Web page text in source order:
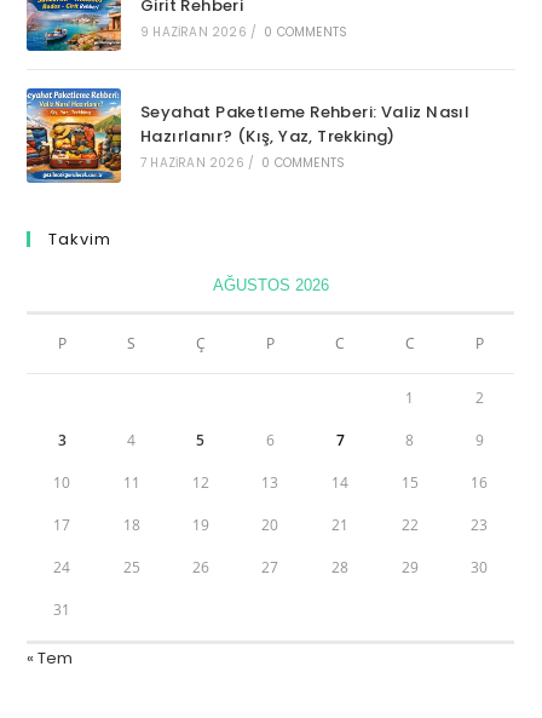
Girit Rehberi
9 HAZIRAN 2026 / 0 COMMENTS
Seyahat Paketleme Rehberi: Valiz Nasıl
Hazırlanır? (Kış, Yaz, Trekking)
7 HAZIRAN 2026 / 0 COMMENTS
Takvim
AĞUSTOS 2026
P S Ç P C C P
1 2
3 4 5 6 7 8 9
10 11 12 13 14 15 16
17 18 19 20 21 22 23
24 25 26 27 28 29 30
31
« Tem